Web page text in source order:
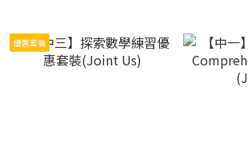
優惠套裝